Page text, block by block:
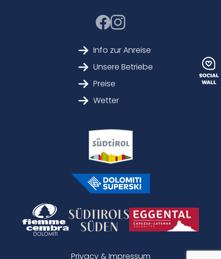
Info zur Anreise
Unsere Betriebe
Preise
Wetter
Privacy & Impressum